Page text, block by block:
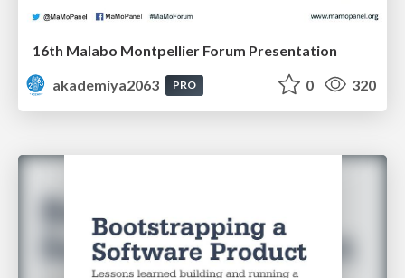
16th Malabo Montpellier Forum Presentation
akademiya2063
PRO 0 320